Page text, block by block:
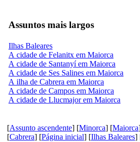
Assuntos mais largos
Ilhas Baleares
A cidade de Felanitx em Maiorca
A cidade de Santanyí em Maiorca
A cidade de Ses Salines em Maiorca
A ilha de Cabrera em Maiorca
A cidade de Campos em Maiorca
A cidade de Llucmajor em Maiorca
[Assunto ascendente] [Minorca] [Maiorca
[Cabrera] [Página inicial] [Ilhas Baleares]